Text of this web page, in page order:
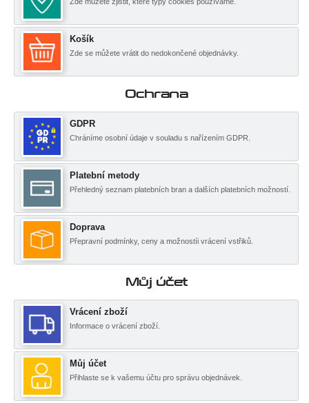
Košík
Zde se můžete vrátit do nedokončené objednávky.
Ochrana
GDPR
Chráníme osobní údaje v souladu s nařízením GDPR.
Platební metody
Přehledný seznam platebních bran a dalších platebních možností.
Doprava
Přepravní podmínky, ceny a možnostíi vrácení vstřiků.
Můj účet
Vrácení zboží
Informace o vrácení zboží.
Můj účet
Přihlaste se k vašemu účtu pro správu objednávek.